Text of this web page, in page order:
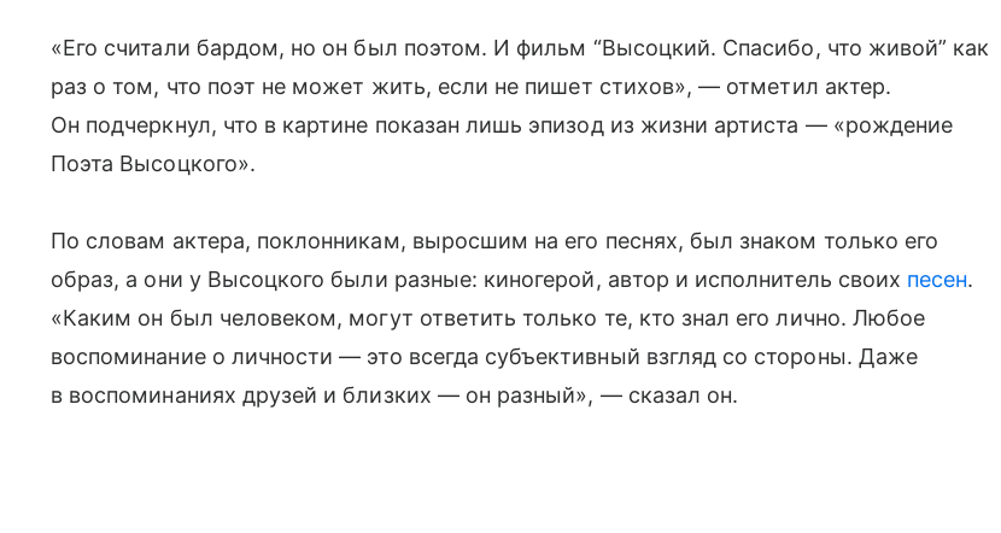
«Его считали бардом, но он был поэтом. И фильм “Высоцкий. Спасибо, что живой” как
раз о том, что поэт не может жить, если не пишет стихов», — отметил актер.
Он подчеркнул, что в картине показан лишь эпизод из жизни артиста — «рождение
Поэта Высоцкого».
По словам актера, поклонникам, выросшим на его песнях, был знаком только его
образ, а они у Высоцкого были разные: киногерой, автор и исполнитель своих песен.
«Каким он был человеком, могут ответить только те, кто знал его лично. Любое
воспоминание о личности — это всегда субъективный взгляд со стороны. Даже
в воспоминаниях друзей и близких — он разный», — сказал он.